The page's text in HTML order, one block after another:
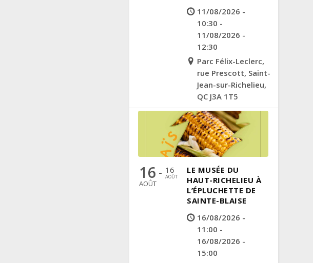
11/08/2026 -
10:30 -
11/08/2026 -
12:30
Parc Félix-Leclerc,
rue Prescott, Saint-
Jean-sur-Richelieu,
QC J3A 1T5
16
AOÛT
- 16
AOÛT
LE MUSÉE DU
HAUT-RICHELIEU À
L’ÉPLUCHETTE DE
SAINTE-BLAISE
16/08/2026 -
11:00 -
16/08/2026 -
15:00